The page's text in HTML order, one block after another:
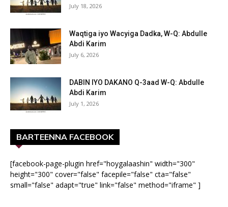
July 18, 2026
Waqtiga iyo Wacyiga Dadka, W-Q: Abdulle
Abdi Karim
July 6, 2026
DABIN IYO DAKANO Q-3aad W-Q: Abdulle
Abdi Karim
July 1, 2026
BARTEENNA FACEBOOK
[facebook-page-plugin href="hoygalaashin" width="300"
height="300" cover="false" facepile="false" cta="false"
small="false" adapt="true" link="false" method="iframe" ]